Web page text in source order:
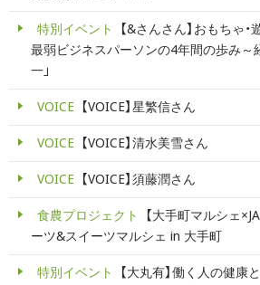
特別イベント
【&さんさん】おもちゃ
最弱ビジネスパーソンの4年間の歩み～
一」
VOICE 【VOICE】星繁信さん
VOICE 【VOICE】清水美雪さん
VOICE 【VOICE】須藤潤さん
食農プロジェクト
【大手町マルシェ
ーツ&スイーツマルシェ in 大手町
特別イベント
【大丸有】働く人の健康